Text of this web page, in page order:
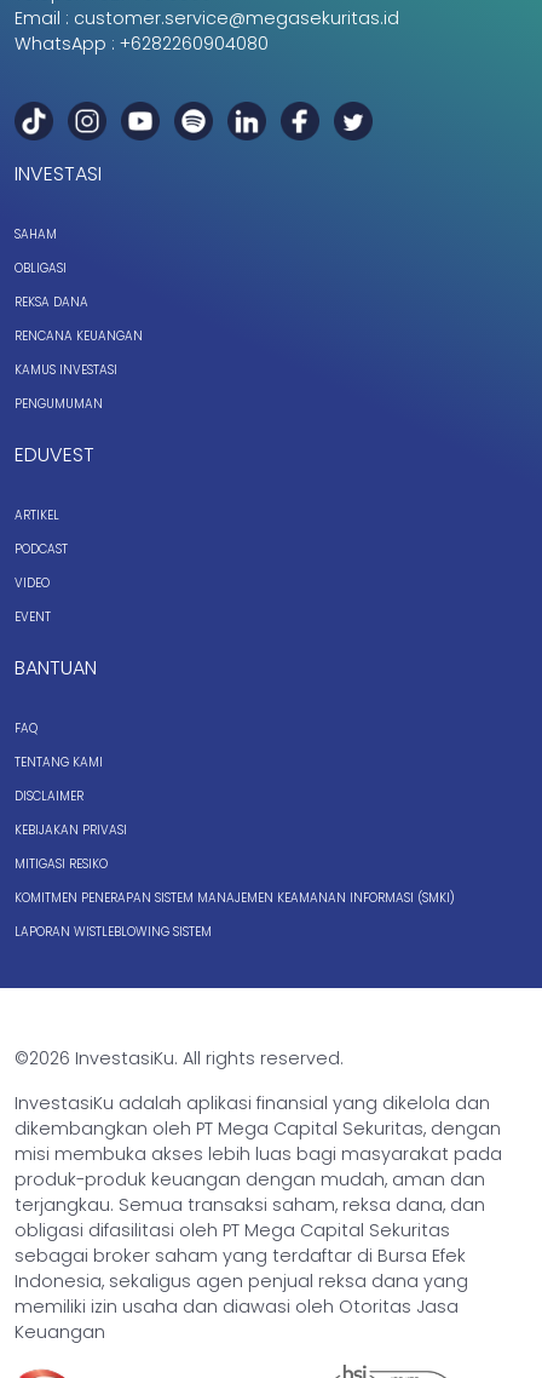
Email : customer.service@megasekuritas.id
WhatsApp : +6282260904080
INVESTASI
SAHAM
OBLIGASI
REKSA DANA
RENCANA KEUANGAN
KAMUS INVESTASI
PENGUMUMAN
EDUVEST
ARTIKEL
PODCAST
VIDEO
EVENT
BANTUAN
FAQ
TENTANG KAMI
DISCLAIMER
KEBIJAKAN PRIVASI
MITIGASI RESIKO
KOMITMEN PENERAPAN SISTEM MANAJEMEN KEAMANAN INFORMASI (SMKI)
LAPORAN WISTLEBLOWING SISTEM
©2026 InvestasiKu. All rights reserved.
InvestasiKu adalah aplikasi finansial yang dikelola dan
dikembangkan oleh PT Mega Capital Sekuritas, dengan
misi membuka akses lebih luas bagi masyarakat pada
produk-produk keuangan dengan mudah, aman dan
terjangkau. Semua transaksi saham, reksa dana, dan
obligasi difasilitasi oleh PT Mega Capital Sekuritas
sebagai broker saham yang terdaftar di Bursa Efek
Indonesia, sekaligus agen penjual reksa dana yang
memiliki izin usaha dan diawasi oleh Otoritas Jasa
Keuangan